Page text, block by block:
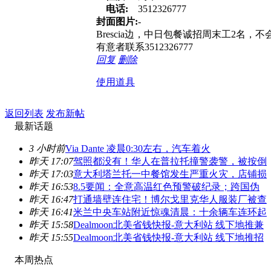
电话:
3512326777
封面图片:-
Brescia边，中日包餐诚招周末工2名，不
有意者联系3512326777
回复 删除
使用道具
返回列表 发布新帖
最新话题
3 小时前Via Dante 凌晨0:30左右，汽车着火
昨天 17:07驾照都没有！华人在普拉托撞警袭警，被按倒
昨天 17:03意大利塔兰托一中餐馆发生严重火灾，店铺损
昨天 16:538.5要闻：全意高温红色预警破纪录；跨国伪
昨天 16:47打通墙壁连住宅！博尔戈里克华人服装厂被查
昨天 16:41米兰中央车站附近惊魂清晨：十余辆车连环起
昨天 15:58Dealmoon北美省钱快报-意大利站 线下地推兼
昨天 15:55Dealmoon北美省钱快报-意大利站 线下地推招
本周热点